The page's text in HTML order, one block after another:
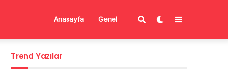
Anasayfa Genel
Trend Yazılar